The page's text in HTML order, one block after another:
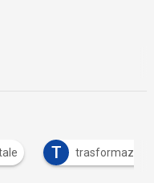
Tutto su Inail